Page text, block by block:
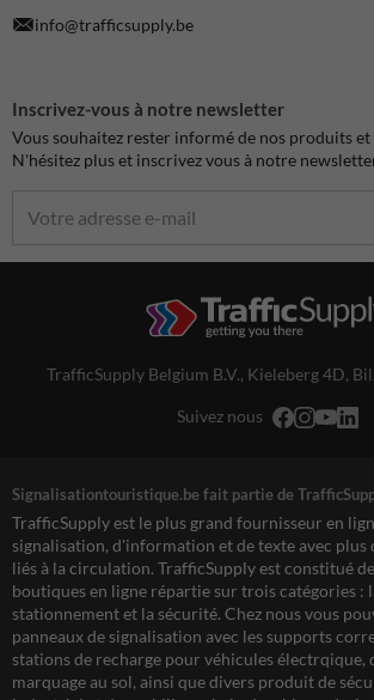
info@trafficsupply.be
Inscrivez-vous à notre newsletter
Vous souhaitez rester informé de nos produits et
N'hésitez plus et inscrivez vous à notre
TrafficSupply Belgium B.V., Kieleberg 4D,
Suivez nous
Signalisationtouristique.be fait partie de
TrafficSupply est le plus grand fournisseur en
signalisation, d'information et de texte avec plus
liés à la circulation. TrafficSupply est constitué
boutiques en ligne répartie sur trois catégories :
stationnement et la sécurité. Chez nous vous
panneaux de signalisation avec les supports
stations de recharge pour véhicules électrqique,
marquage au sol, ainsi que divers produit de